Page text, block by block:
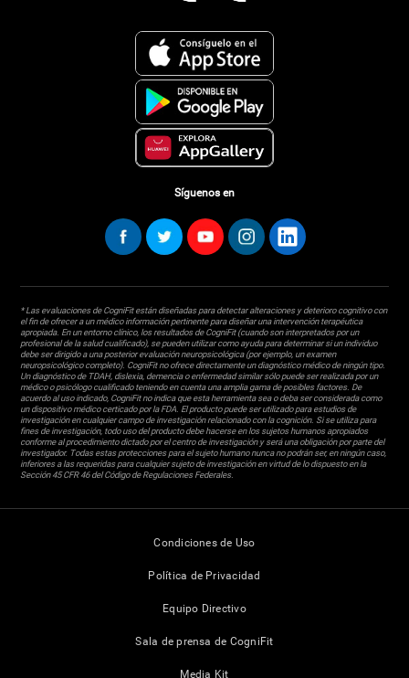
Síguenos en
* Las evaluaciones de CogniFit están diseñadas para detectar alteraciones y deterioro cognitivo con
el fin de ofrecer a un médico información pertinente para diseñar una intervención terapéutica
apropiada. En un entorno clínico, los resultados de CogniFit (cuando son interpretados por un
profesional de la salud cualificado), se pueden utilizar como ayuda para determinar si un individuo
debe ser dirigido a una posterior evaluación neuropsicológica (por ejemplo, un examen
neuropsicológico completo). CogniFit no ofrece directamente un diagnóstico médico de ningún tipo.
Un diagnóstico de TDAH, dislexia, demencia o enfermedad similar sólo puede ser realizada por un
médico o psicólogo cualificado teniendo en cuenta una amplia gama de posibles factores. De
acuerdo al uso indicado, CogniFit no indica que esta herramienta sea o deba ser considerada como
un dispositivo médico certicado por la FDA. El producto puede ser utilizado para estudios de
investigación en cualquier campo de investigación relacionado con la cognición. Si se utiliza para
fines de investigación, todo uso del producto debe hacerse en los sujetos humanos apropiados
conforme al procedimiento dictado por el centro de investigación y será una obligación por parte del
investigador. Todas estas protecciones para el sujeto humano nunca no podrán ser, en ningún caso,
inferiores a las requeridas para cualquier sujeto de investigación en virtud de lo dispuesto en la
Sección 45 CFR 46 del Código de Regulaciones Federales.
Condiciones de Uso
Política de Privacidad
Equipo Directivo
Sala de prensa de CogniFit
Media Kit